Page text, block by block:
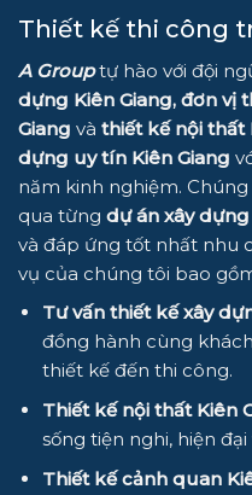
Thiết kế thi công
A Grouptự hào với đội
dựng Kiên Giang, đơn vị
Giang và thiết kế nội thất
dựng uy tín Kiên Giang
năm kinh nghiệm.
qua từng dự án xây dựng
và đáp ứng tốt nhất nhu
vụ của chúng tôi bao
Tư vấn thiết kế xây
đồng hành cùng
thiết kế đến thi công.
Thiết kế nội thất Kiên
sống tiện nghi, hiện
Thiết kế cảnh quan